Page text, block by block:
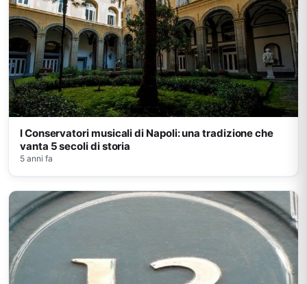
I Conservatori musicali di Napoli: una tradizione che
vanta 5 secoli di storia
5 anni fa